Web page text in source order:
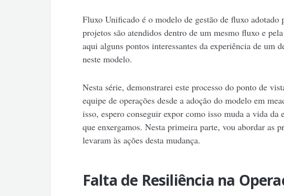
Fluxo Unificado é o modelo de gestão de fluxo adotado
projetos são atendidos dentro de um mesmo fluxo e
aqui alguns pontos interessantes da experiência de um
neste modelo.
Nesta série, demonstrarei este processo do ponto de
equipe de operações desde a adoção do modelo em
isso, espero conseguir expor como isso muda a vida da
que enxergamos. Nesta primeira parte, vou abordar as
levaram às ações desta mudança.
Falta de Resiliência na